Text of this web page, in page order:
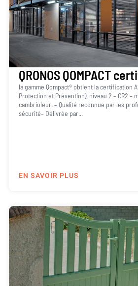
QRONOS QOMPACT
la gamme Qompact® obtient la certification
Protection et Prévention), niveau 2 – CR2 –
cambrioleur. – Qualité reconnue par les
sécurité– Délivrée par...
EN SAVOIR PLUS